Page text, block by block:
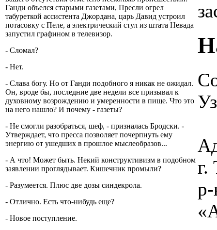
Ганди объелся старыми газетами, Пресли огрел
табуреткой ассистента Джордана, царь Давид устроил
потасовку с Пеле, а электрический стул из штата Невада
запустил графином в телевизор.
- Сломал?
- Нет.
- Слава богу. Но от Ганди подобного я никак не ожидал.
Он, вроде бы, последние две недели все призывал к
духовному возрождению и умеренности в пище. Что это
на него нашло? И почему - газеты?
- Не смогли разобраться, шеф, - призналась Бродски. -
Утверждает, что пресса позволяет почерпнуть ему
энергию от ушедших в прошлое мыслеобразов...
- А что! Может быть. Некий конструктивизм в подобном
заявлении проглядывает. Кишечник промыли?
- Разумеется. Плюс две дозы синдекрола.
- Отлично. Есть что-нибудь еще?
- Новое поступление.